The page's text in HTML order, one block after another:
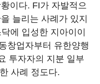
이다. FI가 자발적으
늘리는 사례가 있지
에 입성한 지아이이
창업자부터 유한양행
투자자의 지분 일부
사례 정도다.